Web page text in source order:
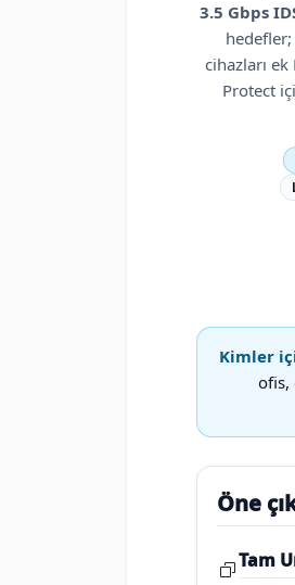
3.5 Gbps
cihazları
Protect
Kimler
ofis,
Öne
Tam